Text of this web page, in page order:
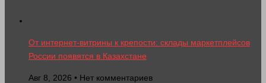
От интернет-витрины к крепости: склады маркетплейсов
России появятся в Казахстане
Авг 8, 2026 • Нет комментариев